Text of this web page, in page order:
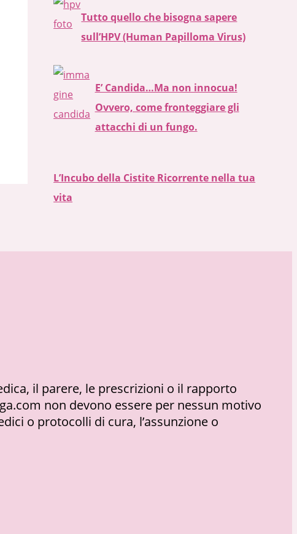
Tutto quello che bisogna sapere
sull’HPV (Human Papilloma Virus)
E’ Candida…Ma non innocua!
Ovvero, come fronteggiare gli
attacchi di un fungo.
L’Incubo della Cistite Ricorrente nella tua
vita
il parere, le prescrizioni o il rapporto
non devono essere per nessun motivo
o protocolli di cura, l’assunzione o